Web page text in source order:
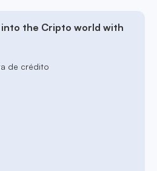
the Cripto world with
de crédito